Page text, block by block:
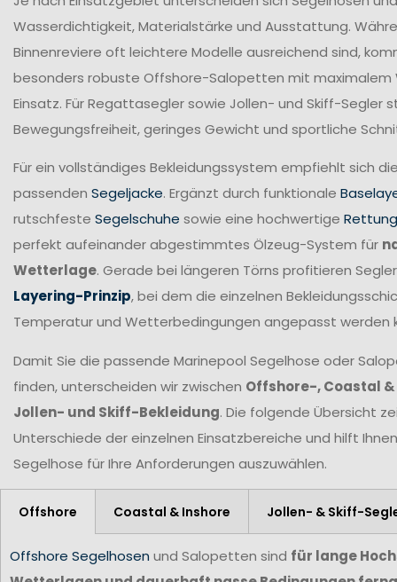
Wasserdichtigkeit, Materialstärke und Ausstattung.
Binnenreviere oft leichtere Modelle ausreichend sind,
besonders robuste Offshore-Salopetten mit
Einsatz. Für Regattasegler sowie Jollen- und Skiff-Segler
Bewegungsfreiheit, geringes Gewicht und sportliche
Für ein vollständiges Bekleidungssystem empfiehlt sich
passenden Segeljacke. Ergänzt durch funktionale
rutschfeste Segelschuhe sowie eine hochwertige
perfekt aufeinander abgestimmtes Ölzeug-System für
Wetterlage. Gerade bei längeren Törns profitieren
Layering-Prinzip, bei dem die einzelnen
Temperatur und Wetterbedingungen angepasst werden
Damit Sie die passende Marinepool Segelhose oder
finden, unterscheiden wir zwischen Offshore-, Coastal
Jollen- und Skiff-Bekleidung. Die folgende Übersicht
Unterschiede der einzelnen Einsatzbereiche und hilft
Segelhose für Ihre Anforderungen auszuwählen.
Offshore Coastal & Inshore Jollen- & Skiff-
Offshore Segelhosen und Salopetten sind für lange